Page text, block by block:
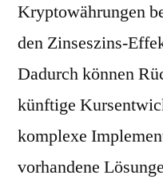
Kryptowährungen
den Zinseszins-
Dadurch können
künftige
komplexe
vorhandene